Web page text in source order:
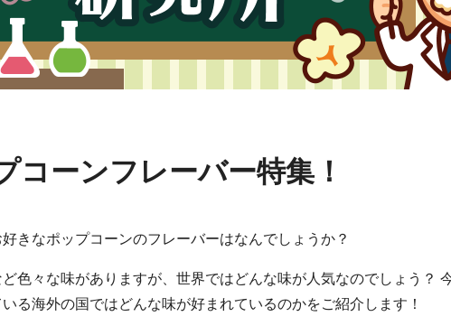
コーンフレーバー特集！
きなポップコーンのフレーバーはなんでしょうか？
色々な味がありますが、世界ではどんな味が人気なのでしょう？
る海外の国ではどんな味が好まれているのかをご紹介します！